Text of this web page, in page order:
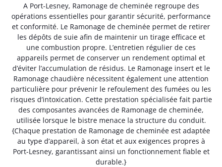
A Port-Lesney, Ramonage de cheminée regroupe des
opérations essentielles pour garantir sécurité, performance
et conformité. Le Ramonage de cheminée permet de retirer
les dépôts de suie afin de maintenir un tirage efficace et
une combustion propre. L’entretien régulier de ces
appareils permet de conserver un rendement optimal et
d’éviter l’accumulation de résidus. Le Ramonage insert et le
Ramonage chaudière nécessitent également une attention
particulière pour prévenir le refoulement des fumées ou les
risques d’intoxication. Cette prestation spécialisée fait partie
des composantes avancées de Ramonage de cheminée,
utilisée lorsque le bistre menace la structure du conduit.
{Chaque prestation de Ramonage de cheminée est adaptée
au type d’appareil, à son état et aux exigences propres à
Port-Lesney, garantissant ainsi un fonctionnement fiable et
durable.}